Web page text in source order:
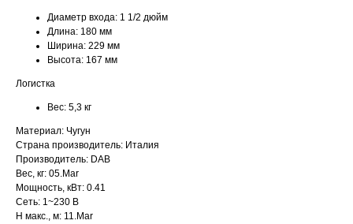
Диаметр входа: 1 1/2 дюйм
Длина: 180 мм
Ширина: 229 мм
Высота: 167 мм
Логистка
Вес: 5,3 кг
Материал: Чугун
Страна производитель: Италия
Производитель: DAB
Вес, кг: 05.Mar
Мощность, кВт: 0.41
Сеть: 1~230 В
H макс., м: 11.Mar